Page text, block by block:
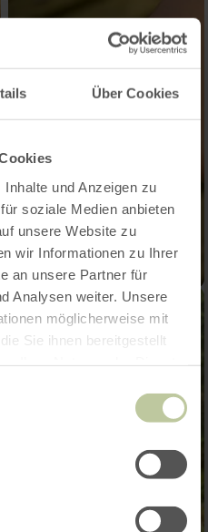
Über Cookies
und Anzeigen zu
soziale Medien anbieten
unsere Website zu
wir Informationen zu Ihrer
an unsere Partner für
Analysen weiter. Unsere
möglicherweise mit
Sie ihnen bereitgestellt